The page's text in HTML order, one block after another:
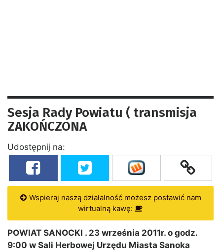
Sesja Rady Powiatu ( transmisja
ZAKOŃCZONA
Udostępnij na:
Wspieraj naszą działalność możesz postawić nam
wirtualną kawę:
POWIAT SANOCKI . 23 września 2011r. o godz.
9:00 w Sali Herbowej Urzędu Miasta Sanoka